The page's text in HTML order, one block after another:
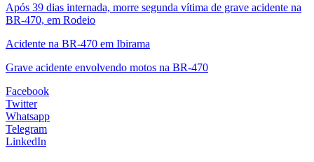
Após 39 dias internada, morre segunda vítima de grave acidente na
BR-470, em Rodeio
Acidente na BR-470 em Ibirama
Grave acidente envolvendo motos na BR-470
Facebook
Twitter
Whatsapp
Telegram
LinkedIn